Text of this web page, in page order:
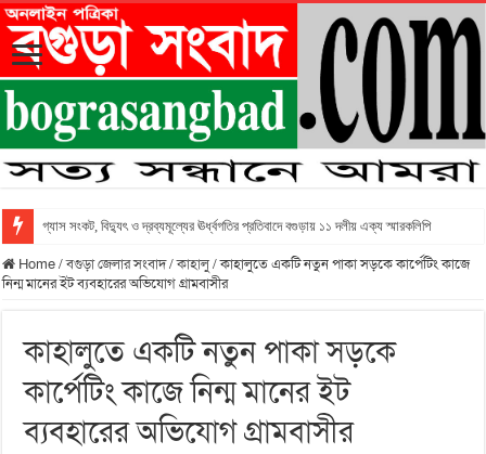
গ্যাস সংকট, বিদ্যুৎ ও দ্রব্যমূল্যের ঊর্ধ্বগতির প্রতিবাদে বগুড়ায় ১১ দলীয় এক্য স্মারকলিপি
Home/বগুড়া জেলার সংবাদ/কাহালু/কাহালুতে একটি নতুন পাকা সড়কে কার্পেটিং কাজে
নিন্ম মানের ইট ব্যবহারের অভিযোগ গ্রামবাসীর
কাহালুতে একটি নতুন পাকা সড়কে
কার্পেটিং কাজে নিন্ম মানের ইট
ব্যবহারের অভিযোগ গ্রামবাসীর